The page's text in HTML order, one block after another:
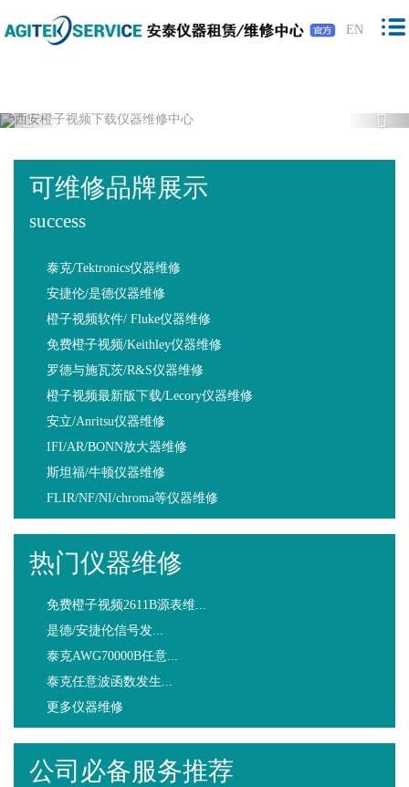
橙子视频下载,橙子视频软件,免费橙子视
频,橙子视频最新版下载
EN
Previous
可维修品牌展示
success
泰克/Tektronics仪器维修
安捷伦/是德仪器维修
橙子视频软件/ Fluke仪器维修
免费橙子视频/Keithley仪器维修
罗德与施瓦茨/R&S仪器维修
橙子视频最新版下载/Lecory仪器维修
安立/Anritsu仪器维修
IFI/AR/BONN放大器维修
斯坦福/牛顿仪器维修
FLIR/NF/NI/chroma等仪器维修
热门仪器维修
免费橙子视频2611B源表维...
是德/安捷伦信号发...
泰克AWG70000B任意...
泰克任意波函数发生...
更多仪器维修
公司必备服务推荐